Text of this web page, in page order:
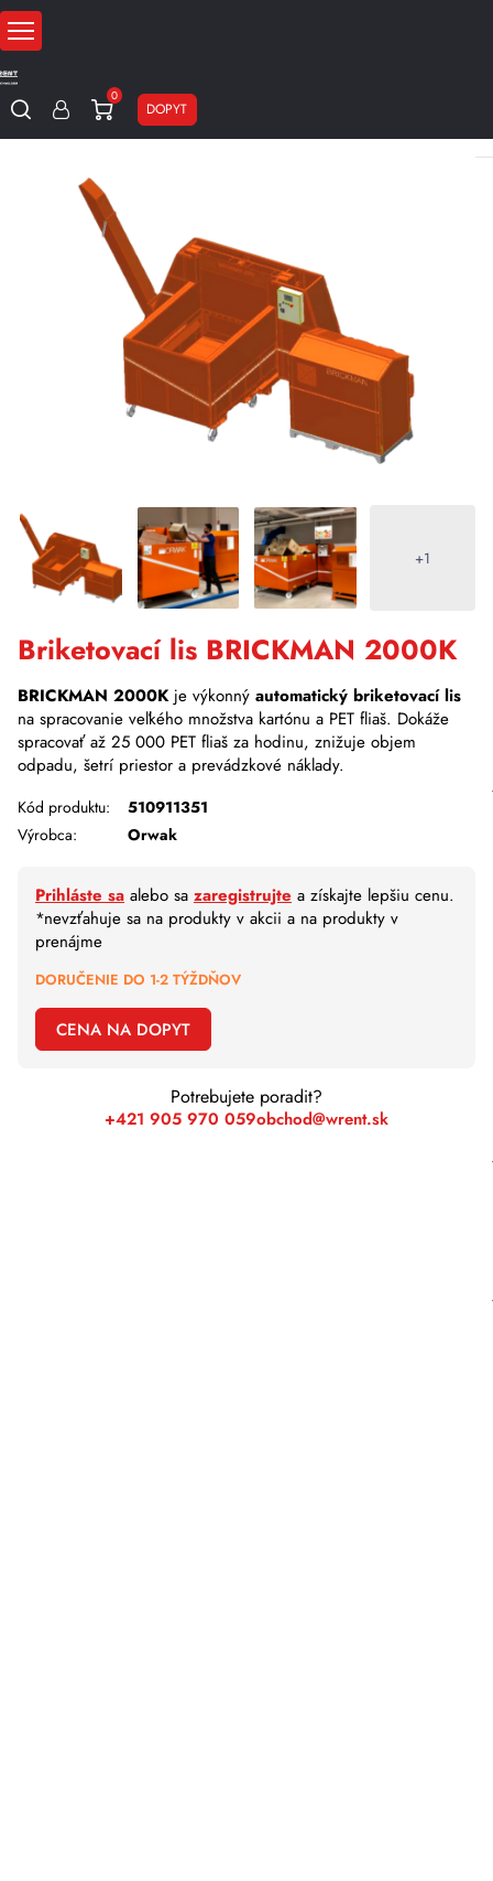
0
DOPYT
+1
Briketovací lis BRICKMAN 2000K
BRICKMAN 2000Kje výkonný automatický briketovací lis
na spracovanie veľkého množstva kartónu a PET fliaš. Dokáže
spracovať až 25 000 PET fliaš za hodinu, znižuje objem
odpadu, šetrí priestor a prevádzkové náklady.
Kód produktu:
510911351
Výrobca:
Orwak
Prihláste sa alebo sa zaregistrujte a získajte lepšiu cenu.
*nevzťahuje sa na produkty v akcii a na produkty v
prenájme
DORUČENIE DO 1-2 TÝŽDŇOV
CENA NA DOPYT
Potrebujete poradit?
+421 905 970 059obchod@wrent.sk